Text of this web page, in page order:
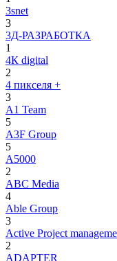
3snet
3
3Д-РАЗРАБОТКА
1
4К digital
2
4 пикселя +
3
A1 Team
5
A3F Group
5
A5000
2
ABC Media
4
Able Group
3
Active Project
2
ADAPTER